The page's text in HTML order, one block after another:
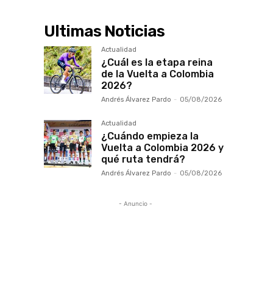
Ultimas Noticias
Actualidad
¿Cuál es la etapa reina
de la Vuelta a Colombia
2026?
Andrés Álvarez Pardo - 05/08/2026
Actualidad
¿Cuándo empieza la
Vuelta a Colombia 2026 y
qué ruta tendrá?
Andrés Álvarez Pardo - 05/08/2026
- Anuncio -